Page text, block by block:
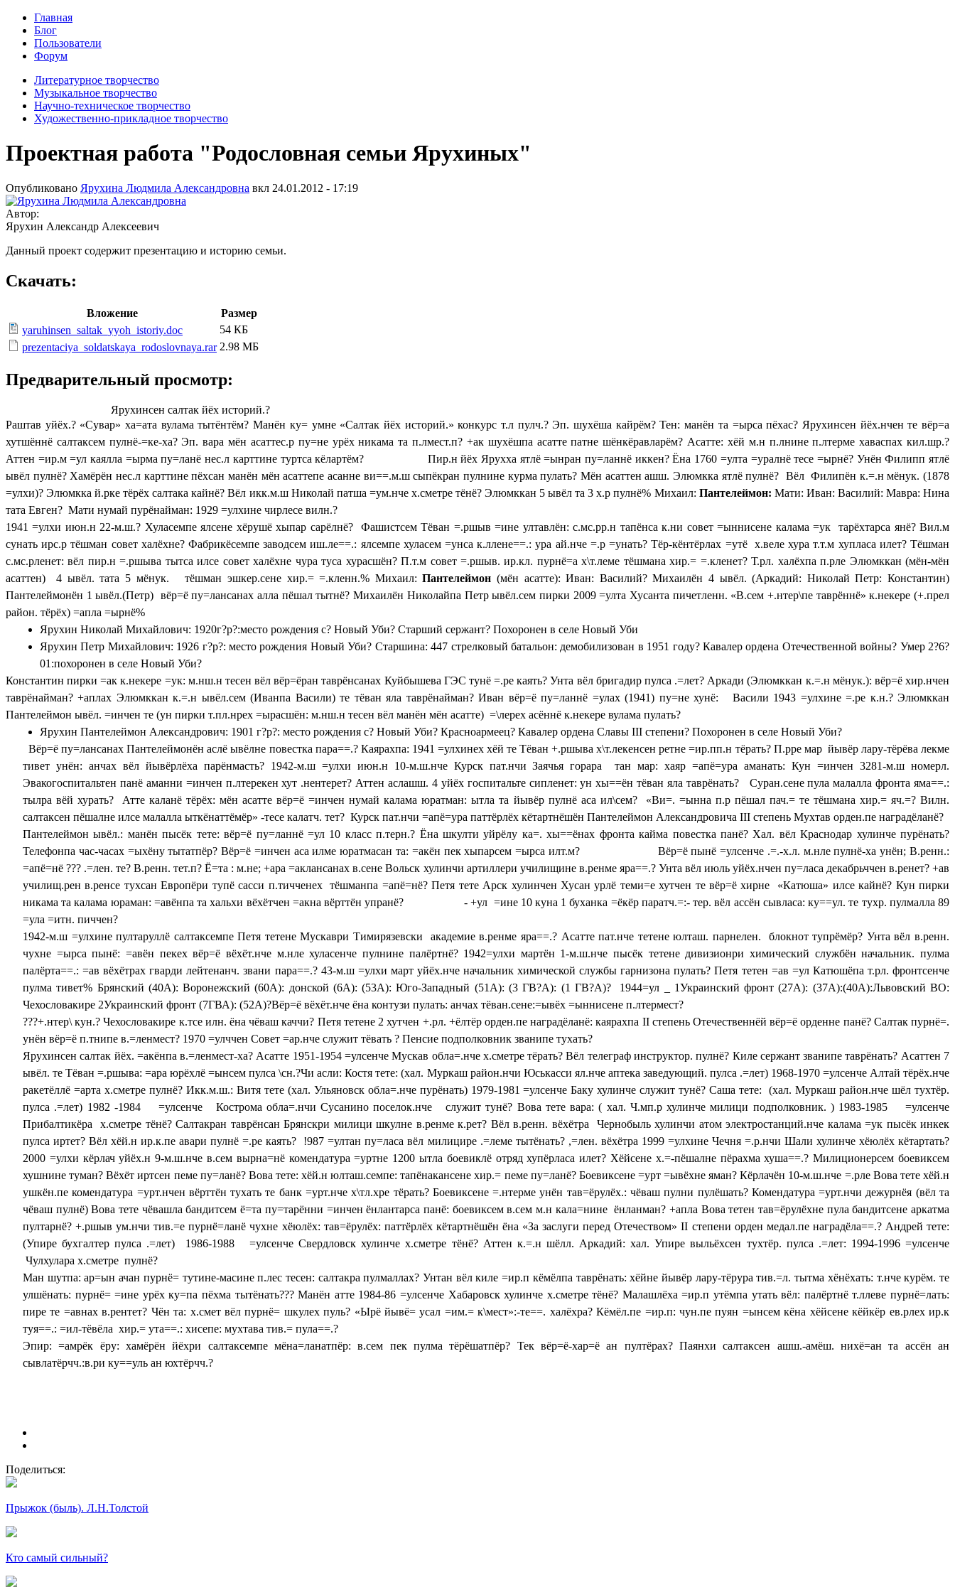
Главная
Блог
Пользователи
Форум
Литературное творчество
Музыкальное творчество
Научно-техническое творчество
Художественно-прикладное творчество
Проектная работа "Родословная семьи Ярухиных"
Опубликовано Ярухина Людмила Александровна вкл 24.01.2012 - 17:19
Автор:
Ярухин Александр Алексеевич
Данный проект содержит презентацию и историю семьи.
Скачать:
Вложение
Размер
yaruhinsen_saltak_yyoh_istoriy.doc
54 КБ
prezentaciya_soldatskaya_rodoslovnaya.rar 2.98 МБ
Предварительный просмотр:
Ярухинсен салтак йёх историй.?
Раштав уйёх.? «Сувар» ха=ата вулама тытёнтём? Манён ку= умне «Салтак йёх историй.» конкурс т.л пулч.? Эп. шухёша кайрём? Тен: манён та =ырса пёхас? Ярухинсен йёх.нчен те вёр=а
хутшённё салтаксем пулнё-=ке-ха? Эп. вара мён асаттес.р пу=не урёх никама та п.лмест.п? +ак шухёшпа асатте патне шёнкёравларём? Асатте: хёй м.н п.лнине п.лтерме хаваспах кил.шр.?
Аттен =ир.м =ул каялла =ырма пу=ланё нес.л карттине туртса кёлартём? Пир.н йёх Ярухха ятлё =ынран пу=ланнё иккен? Ёна 1760 =улта =уралнё тесе =ырнё? Унён Филипп ятлё
ывёл пулнё? Хамёрён нес.л карттине пёхсан манён мён асаттепе асанне ви==.м.ш сыпёкран пулнине курма пулать? Мён асаттен ашш. Элюмкка ятлё пулнё? Вёл Филипён к.=.н мёнук. (1878
=улхи)? Элюмкка й.рке тёрёх салтака кайнё? Вёл икк.м.ш Николай патша =ум.нче х.сметре тёнё? Элюмккан 5 ывёл та 3 х.р пулнё% Михаил: Пантелеймон: Мати: Иван: Василий: Мавра: Нина
тата Евген? Мати нумай пурёнайман: 1929 =улхине чирлесе вилн.?
1941 =улхи июн.н 22-м.ш.? Хуласемпе ялсене хёрушё хыпар сарёлнё? Фашистсем Тёван =.ршыв =ине ултавлён: с.мс.рр.н тапёнса к.ни совет =ыннисене калама =ук тарёхтарса янё? Вил.м
сунать ирс.р тёшман совет халёхне? Фабрикёсемпе заводсем иш.ле==.: ялсемпе хуласем =унса к.ллене==.: ура ай.нче =.р =унать? Тёр-кёнтёрлах =утё х.веле хура т.т.м хупласа илет? Тёшман
с.мс.рленет: вёл пир.н =.ршыва тытса илсе совет халёхне чура туса хурасшён? П.т.м совет =.ршыв. ир.кл. пурнё=а х\т.леме тёшмана хир.= =.кленет? Т.рл. халёхпа п.рле Элюмккан (мён-мён
асаттен) 4 ывёл. тата 5 мёнук. тёшман эшкер.сене хир.= =.кленн.% Михаил:Пантелеймон (мён асатте): Иван: Василий? Михаилён 4 ывёл. (Аркадий: Николай Петр: Константин)
Пантелеймонён 1 ывёл.(Петр) вёр=ё пу=лансанах алла пёшал тытнё? Михаилён Николайпа Петр ывёл.сем пирки 2009 =улта Хусанта пичетленн. «В.сем +.нтер\пе таврённё» к.некере (+.прел
район. тёрёх) =апла =ырнё%
Ярухин Николай Михайлович: 1920г?р?:место рождения с? Новый Уби? Старший сержант? Похоронен в селе Новый Уби
Ярухин Петр Михайлович: 1926 г?р?: место рождения Новый Уби? Старшина: 447 стрелковый батальон: демобилизован в 1951 году? Кавалер ордена Отечественной войны? Умер 2?6?
01:похоронен в селе Новый Уби?
Константин пирки =ак к.некере =ук: м.нш.н тесен вёл вёр=ёран таврёнсанах Куйбышева ГЭС тунё =.ре каять? Унта вёл бригадир пулса .=лет? Аркади (Элюмккан к.=.н мёнук.): вёр=ё хир.нчен
таврёнайман? +аплах Элюмккан к.=.н ывёл.сем (Иванпа Васили) те тёван яла таврёнайман? Иван вёр=ё пу=ланнё =улах (1941) пу=не хунё: Васили 1943 =улхине =.ре к.н.? Элюмккан
Пантелеймон ывёл. =инчен те (ун пирки т.пл.нрех =ырасшён: м.нш.н тесен вёл манён мён асатте) =\лерех асённё к.некере вулама пулать?
Ярухин Пантелеймон Александрович: 1901 г?р?: место рождения с? Новый Уби? Красноармеец? Кавалер ордена Славы III степени? Похоронен в селе Новый Уби?
Вёр=ё пу=лансанах Пантелеймонён аслё ывёлне повестка пара==.? Каярахпа: 1941 =улхинех хёй те Тёван +.ршыва х\т.лекенсен ретне =ир.пп.н тёрать? П.рре мар йывёр лару-тёрёва лекме
тивет унён: анчах вёл йывёрлёха парёнмасть? 1942-м.ш =улхи июн.н 10-м.ш.нче Курск пат.нчи Заячья горара тан мар: хаяр =апё=ура аманать: Кун =инчен 3281-м.ш номерл.
Эвакогоспитальтен панё аманни =инчен п.лтерекен хут .нентерет? Аттен аслашш. 4 уйёх госпитальте сипленет: ун хы==ён тёван яла таврёнать? Суран.сене пула малалла фронта яма==.:
тылра вёй хурать? Атте каланё тёрёх: мён асатте вёр=ё =инчен нумай калама юратман: ытла та йывёр пулнё аса ил\сем? «Ви=. =ынна п.р пёшал пач.= те тёшмана хир.= яч.=? Вилн.
салтаксен пёшалне илсе малалла ыткёнаттёмёр» -тесе калатч. тет? Курск пат.нчи =апё=ура паттёрлёх кётартнёшён Пантелеймон Александровича III степень Мухтав орден.пе наградёланё?
Пантелеймон ывёл.: манён пысёк тете: вёр=ё пу=ланнё =ул 10 класс п.терн.? Ёна шкулти уйрёлу ка=. хы==ёнах фронта кайма повестка панё? Хал. вёл Краснодар хулинче пурёнать?
Телефонпа час-часах =ыхёну тытатпёр? Вёр=ё =инчен аса илме юратмасан та: =акён пек хыпарсем =ырса илт.м? Вёр=ё пынё =улсенче .=.-х.л. м.нле пулнё-ха унён; В.ренн.:
=апё=нё ??? .=лен. те? В.ренн. тет.п? Ё=та : м.не; +ара =аклансанах в.сене Вольск хулинчи артиллери училищине в.ренме яра==.? Унта вёл июль уйёх.нчен пу=ласа декабрьччен в.ренет? +ав
училищ.рен в.ренсе тухсан Европёри тупё сасси п.тичченех тёшманпа =апё=нё? Петя тете Арск хулинчен Хусан урлё теми=е хутчен те вёр=ё хирне «Катюша» илсе кайнё? Кун пирки
никама та калама юраман: =авёнпа та хальхи вёхётчен =акна вёрттён упранё? - +ул =ине 10 куна 1 буханка =ёкёр паратч.=:- тер. вёл ассён сывласа: ку==ул. те тухр. пулмалла 89
=ула =итн. пиччен?
1942-м.ш =улхине пултаруллё салтаксемпе Петя тетене Мускаври Тимирязевски академие в.ренме яра==.? Асатте пат.нче тетене юлташ. парнелен. блокнот тупрёмёр? Унта вёл в.ренн.
чухне =ырса пынё: =авён пекех вёр=ё вёхёт.нче м.нле хуласенче пулнине палёртнё? 1942=улхи мартён 1-м.ш.нче пысёк тетене дивизионри химический службён начальник. пулма
палёрта==.: =ав вёхётрах гварди лейтенанч. звани пара==.? 43-м.ш =улхи март уйёх.нче начальник химической службы гарнизона пулать? Петя тетен =ав =ул Катюшёпа т.рл. фронтсенче
пулма тивет% Брянский (40А): Воронежский (60А): донской (6А): (53А): Юго-Западный (51А): (3 ГВ?А): (1 ГВ?А)? 1944=ул _ 1Украинский фронт (27А): (37А):(40А):Львовский ВО:
Чехословакире 2Украинский фронт (7ГВА): (52А)?Вёр=ё вёхёт.нче ёна контузи пулать: анчах тёван.сене:=ывёх =ыннисене п.лтермест?
???+.нтер\ кун.? Чехословакире к.тсе илн. ёна чёваш каччи? Петя тетене 2 хутчен +.рл. +ёлтёр орден.пе наградёланё: каярахпа II степень Отечественнёй вёр=ё орденне панё? Салтак пурнё=.
унён вёр=ё п.тнипе в.=ленмест? 1970 =улччен Совет =ар.нче служит тёвать ? Пенсие подполковник званипе тухать?
Ярухинсен салтак йёх. =акёнпа в.=ленмест-ха? Асатте 1951-1954 =улсенче Мускав обла=.нче х.сметре тёрать? Вёл телеграф инструктор. пулнё? Киле сержант званипе таврёнать? Асаттен 7
ывёл. те Тёван =.ршыва: =ара юрёхлё =ынсем пулса \сн.?Чи асли: Костя тете: (хал. Муркаш район.нчи Юськасси ял.нче аптека заведующий. пулса .=лет) 1968-1970 =улсенче Алтай тёрёх.нче
ракетёллё =арта х.сметре пулнё? Икк.м.ш.: Витя тете (хал. Ульяновск обла=.нче пурёнать) 1979-1981 =улсенче Баку хулинче служит тунё? Саша тете: (хал. Муркаш район.нче шёл тухтёр.
пулса .=лет) 1982 -1984 =улсенче Кострома обла=.нчи Сусанино поселок.нче служит тунё? Вова тете вара: ( хал. Ч.мп.р хулинче милици подполковник. ) 1983-1985 =улсенче
Прибалтикёра х.сметре тёнё? Салтакран таврёнсан Брянскри милици шкулне в.ренме к.рет? Вёл в.ренн. вёхётра Чернобыль хулинчи атом электростанций.нче калама =ук пысёк инкек
пулса иртет? Вёл хёй.н ир.к.пе авари пулнё =.ре каять? !987 =ултан пу=ласа вёл милицире .=леме тытёнать? ,=лен. вёхётра 1999 =улхине Чечня =.р.нчи Шали хулинче хёюлёх кётартать?
2000 =улхи кёрлач уйёх.н 9-м.ш.нче в.сем вырна=нё комендатура =уртне 1200 ытла боевиклё отряд хупёрласа илет? Хёйсене х.=-пёшалне пёрахма хуша==.? Милиционерсем боевиксем
хушнине туман? Вёхёт иртсен пеме пу=ланё? Вова тете: хёй.н юлташ.семпе: тапёнакансене хир.= пеме пу=ланё? Боевиксене =урт =ывёхне яман? Кёрлачён 10-м.ш.нче =.рле Вова тете хёй.н
ушкён.пе комендатура =урт.нчен вёрттён тухать те банк =урт.нче х\тл.хре тёрать? Боевиксене =.нтерме унён тав=ёрулёх.: чёваш пулни пулёшать? Комендатура =урт.нчи дежурнёя (вёл та
чёваш пулнё) Вова тете чёвашла бандитсем ё=та пу=тарённи =инчен ёнлантарса панё: боевиксем в.сем м.н кала=нине ёнланман? +апла Вова тетен тав=ёрулёхне пула бандитсене аркатма
пултарнё? +.ршыв ум.нчи тив.=е пурнё=ланё чухне хёюлёх: тав=ёрулёх: паттёрлёх кётартнёшён ёна «За заслуги перед Отечеством»II степени орден медал.пе наградёла==.? Андрей тете:
(Упире бухгалтер пулса .=лет) 1986-1988 =улсенче Свердловск хулинче х.сметре тёнё? Аттен к.=.н шёлл. Аркадий: хал. Упире выльёхсен тухтёр. пулса .=лет: 1994-1996 =улсенче
Чулхулара х.сметре пулнё?
Ман шутпа: ар=ын ачан пурнё= тутине-масине п.лес тесен: салтакра пулмаллах? Унтан вёл киле =ир.п кёмёлпа таврёнать: хёйне йывёр лару-тёрура тив.=л. тытма хёнёхать: т.нче курём. те
улшёнать: пурнё= =ине урёх ку=па пёхма тытёнать??? Манён атте 1984-86 =улсенче Хабаровск хулинче х.сметре тёнё? Малашлёха =ир.п утёмпа утать вёл: палёртнё т.ллеве пурнё=лать:
пире те =авнах в.рентет? Чён та: х.смет вёл пурнё= шкулех пуль? «Ырё йывё= усал =им.= к\мест»:-те==. халёхра? Кёмёл.пе =ир.п: чун.пе пуян =ынсем кёна хёйсене кёйкёр ев.рлех ир.к
туя==.: =ил-тёвёла хир.= ута==.: хисепе: мухтава тив.= пула==.?
Эпир: =амрёк ёру: хамёрён йёхри салтаксемпе мёна=ланатпёр: в.сем пек пулма тёрёшатпёр? Тек вёр=ё-хар=ё ан пултёрах? Паянхи салтаксен ашш.-амёш. нихё=ан та ассён ан
сывлатёрчч.:в.ри ку==уль ан юхтёрчч.?
Поделиться:
Прыжок (быль). Л.Н.Толстой
Кто самый сильный?